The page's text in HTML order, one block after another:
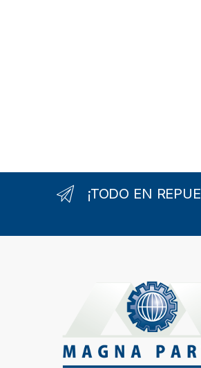
n
¡TODO EN